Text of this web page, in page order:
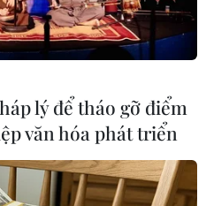
bằng vũ khí và nhóm
lý để tháo gỡ điểm
văn hóa phát triển